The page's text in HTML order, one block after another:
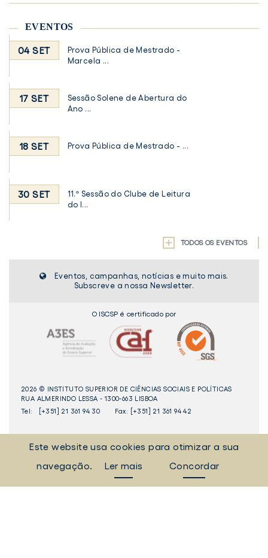
EVENTOS
04 SET
Prova Pública de Mestrado -
Marcela ...
17 SET
Sessão Solene de Abertura do
Ano ...
18 SET Prova Pública de Mestrado - ...
30 SET
11.ª Sessão do Clube de Leitura
do I...
TODOS OS EVENTOS
Eventos, campanhas, notícias e muito mais.
Subscreve a nossa Newsletter.
O ISCSP é certificado por
2026 © INSTITUTO SUPERIOR DE CIÊNCIAS SOCIAIS E POLÍTICAS
RUA ALMERINDO LESSA - 1300-663 LISBOA
Tel:
[+351] 21 361 94 30 Fax: [+351] 21 361 94 42
LINKEDININSTAGAM
FACEBOOK
YOUTUBE
Este website usa cookies para otimizar a sua
navegação.
Ler mais Concordar